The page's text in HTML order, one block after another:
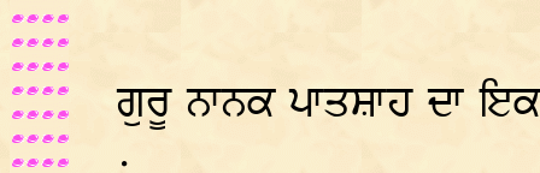
ਗੁਰੂ ਨਾਨਕ ਪਾਤਸ਼ਾਹ ਦਾ